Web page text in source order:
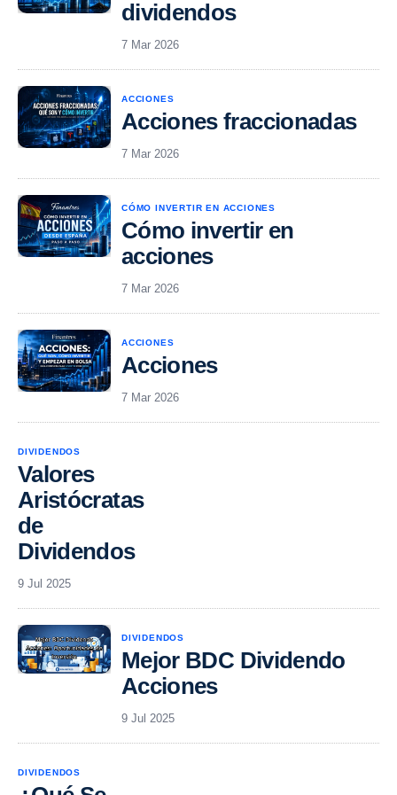
dividendos
7 Mar 2026
ACCIONES
Acciones fraccionadas
7 Mar 2026
CÓMO INVERTIR EN ACCIONES
Cómo invertir en
acciones
7 Mar 2026
ACCIONES
Acciones
7 Mar 2026
DIVIDENDOS
Valores
Aristócratas
de
Dividendos
9 Jul 2025
DIVIDENDOS
Mejor BDC Dividendo
Acciones
9 Jul 2025
DIVIDENDOS